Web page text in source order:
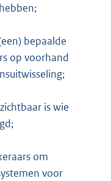
bepaalde
op voorhand
is wie
om
voor